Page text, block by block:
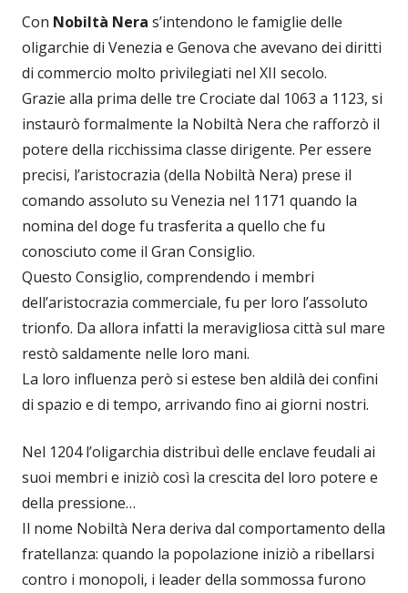
Con Nobiltà Nera s’intendono le famiglie delle
oligarchie di Venezia e Genova che avevano dei diritti
di commercio molto privilegiati nel XII secolo.
Grazie alla prima delle tre Crociate dal 1063 a 1123, si
instaurò formalmente la Nobiltà Nera che rafforzò il
potere della ricchissima classe dirigente. Per essere
precisi, l’aristocrazia (della Nobiltà Nera) prese il
comando assoluto su Venezia nel 1171 quando la
nomina del doge fu trasferita a quello che fu
conosciuto come il Gran Consiglio.
Questo Consiglio, comprendendo i membri
dell’aristocrazia commerciale, fu per loro l’assoluto
trionfo. Da allora infatti la meravigliosa città sul mare
restò saldamente nelle loro mani.
La loro influenza però si estese ben aldilà dei confini
di spazio e di tempo, arrivando fino ai giorni nostri.
Nel 1204 l’oligarchia distribuì delle enclave feudali ai
suoi membri e iniziò così la crescita del loro potere e
della pressione…
Il nome Nobiltà Nera deriva dal comportamento della
fratellanza: quando la popolazione iniziò a ribellarsi
contro i monopoli, i leader della sommossa furono